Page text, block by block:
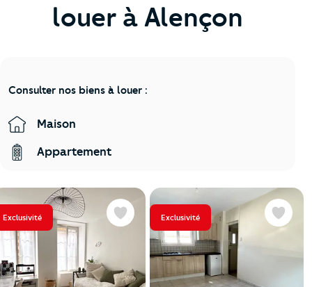
louer à Alençon
Consulter nos biens à louer :
Maison
Appartement
Exclusivité Favoris Exclusivité Favoris